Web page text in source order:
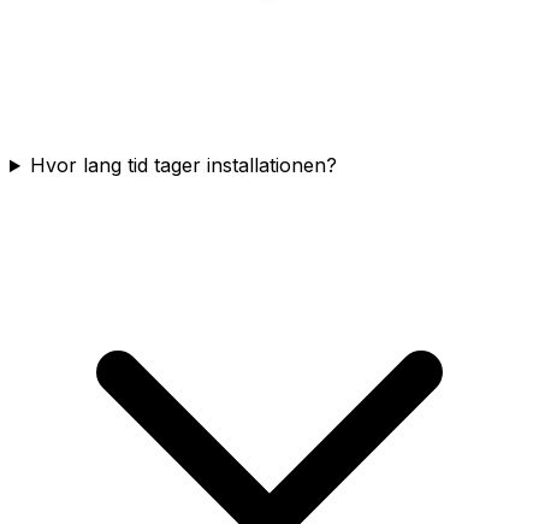
Hvor lang tid tager installationen?